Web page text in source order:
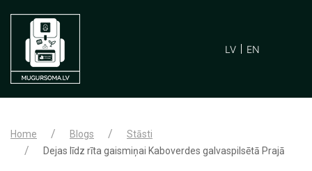
LV EN
Home Blogs
Stāsti
Dejas līdz rīta gaismiņai Kaboverdes galvaspilsētā Prajā